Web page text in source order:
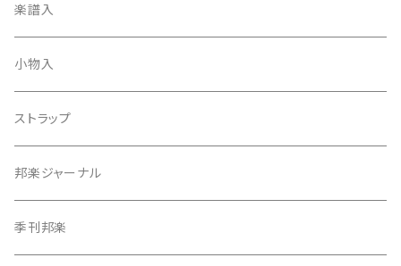
天神袋
天神巾着
指すり
つぼシール
撥皮・撥皮のり
楽譜入
小物入
ストラップ
邦楽ジャーナル
季刊邦楽